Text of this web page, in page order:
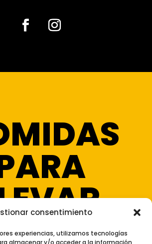
consentimiento
experiencias, utilizamos tecnologías
almacenar y/o acceder a la información